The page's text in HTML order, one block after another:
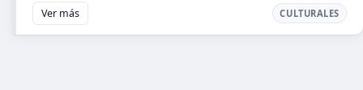
Ver más CULTURALES